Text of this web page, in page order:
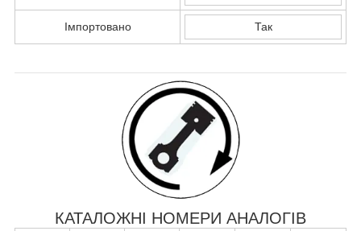
Імпортовано Так
КАТАЛОЖНІ НОМЕРИ АНАЛОГІВ